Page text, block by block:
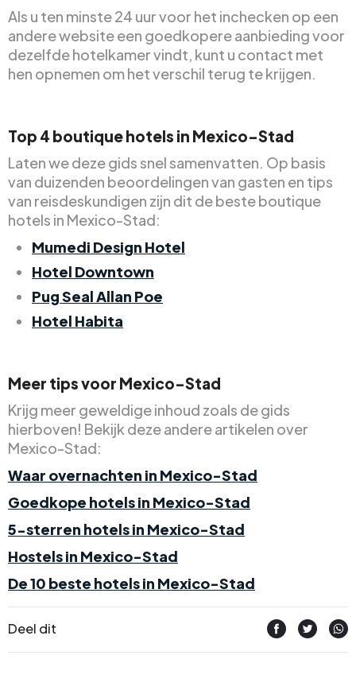
Als u ten minste 24 uur voor het inchecken op een
andere website een goedkopere aanbieding voor
dezelfde hotelkamer vindt, kunt u contact met
hen opnemen om het verschil terug te krijgen.
Top 4 boutique hotels in Mexico-Stad
Laten we deze gids snel samenvatten. Op basis
van duizenden beoordelingen van gasten en tips
van reisdeskundigen zijn dit de beste boutique
hotels in Mexico-Stad:
Mumedi Design Hotel
Hotel Downtown
Pug Seal Allan Poe
Hotel Habita
Meer tips voor Mexico-Stad
Krijg meer geweldige inhoud zoals de gids
hierboven! Bekijk deze andere artikelen over
Mexico-Stad:
Waar overnachten in Mexico-Stad
Goedkope hotels in Mexico-Stad
5-sterren hotels in Mexico-Stad
Hostels in Mexico-Stad
De 10 beste hotels in Mexico-Stad
Deel dit